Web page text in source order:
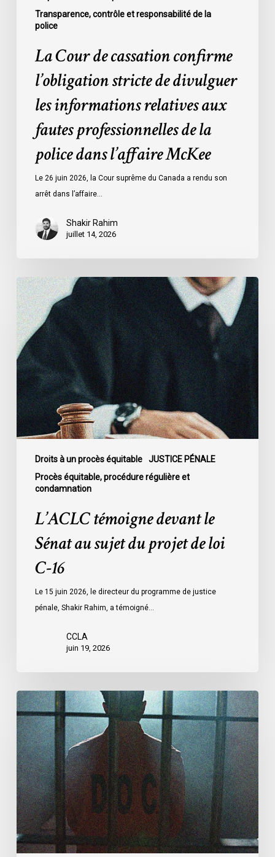
Transparence, contrôle et responsabilité de la
police
professionnelles
police
dans
McKee
La Cour de cassation confirme
l’obligation stricte de divulguer
les informations relatives aux
fautes professionnelles de la
police dans l’affaire McKee
Le 26 juin 2026, la Cour suprême du Canada a rendu son
arrêt dans l’affaire…
Shakir Rahim
juillet 14, 2026
Droits à un procès équitable
JUSTICE PÉNALE
Procès équitable, procédure régulière et
condamnation
L’ACLC
témoigne
devant
le
Sénat
au
sujet
du
projet
de
L’ACLC témoigne devant le
Sénat au sujet du projet de loi
C-16
Le 15 juin 2026, le directeur du programme de justice
pénale, Shakir Rahim, a témoigné…
CCLA
juin 19, 2026
L’ACLC
demande
aux
députés
d’adopter
les
amendements
du
Sénat
au